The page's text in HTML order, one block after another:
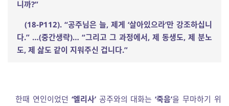
니까?”
(18-P112). “공주님은 늘, 제게 ‘살아있으라’만 강조하십니
다.” …(중간생략)… “그리고 그 과정에서, 제 동생도, 제 분노
도, 제 삶도 같이 지워주신 겁니다.”
한때 연인이었던 ‘엘리사’공주와의 대화는 ‘죽음’을 무마하기 위